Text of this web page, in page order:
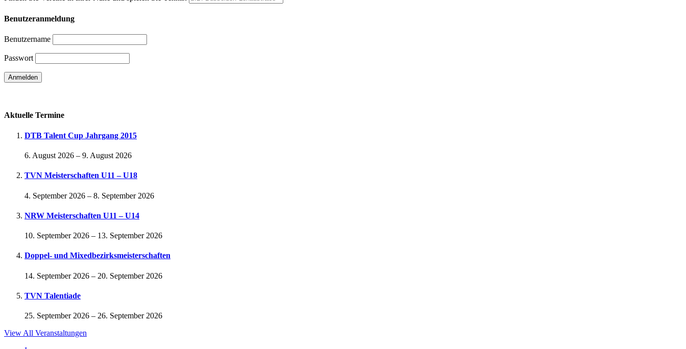
Benutzeranmeldung
Benutzername
Passwort
Aktuelle Termine
DTB Talent Cup Jahrgang 2015
6. August 2026 – 9. August 2026
TVN Meisterschaften U11 – U18
4. September 2026 – 8. September 2026
NRW Meisterschaften U11 – U14
10. September 2026 – 13. September 2026
Doppel- und Mixedbezirksmeisterschaften
14. September 2026 – 20. September 2026
TVN Talentiade
25. September 2026 – 26. September 2026
View All Veranstaltungen